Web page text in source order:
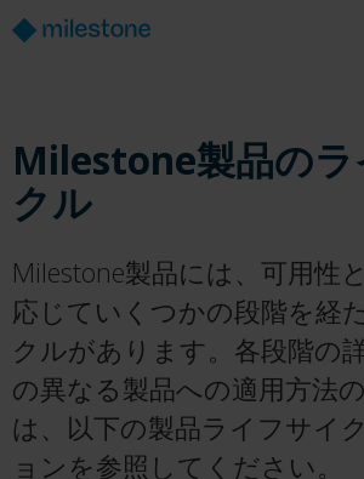
Milestone製品のラ
クル
Milestone製品には、可用性
応じていくつかの段階を経
クルがあります。各段階の
の異なる製品への適用方法
は、以下の製品ライフサイ
ョンを参照してください。